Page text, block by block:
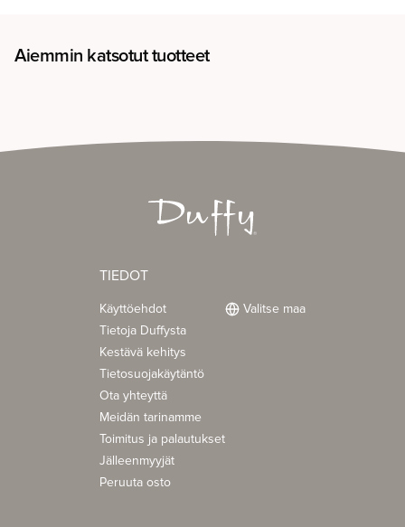
Aiemmin katsotut tuotteet
TIEDOT
Käyttöehdot
Tietoja Duffysta
Kestävä kehitys
Tietosuojakäytäntö
Ota yhteyttä
Meidän tarinamme
Toimitus ja palautukset
Jälleenmyyjät
Peruuta osto
Valitse maa